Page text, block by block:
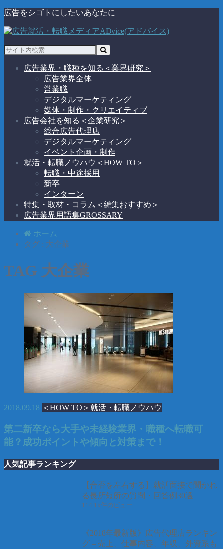
広告をシゴトにしたいあなたに
広告業界・職種を知る ＜業界研究＞
広告業界全体
営業職
デジタルマーケティング
媒体・制作・クリエイティブ
広告会社を知る ＜企業研究＞
総合広告代理店
デジタルマーケティング
イベント企画・制作
就活・転職ノウハウ ＜HOW TO＞
転職・中途採用
新卒
インターン
特集・取材・コラム ＜編集おすすめ＞
広告業界用語集GROSSARY
ホーム
タグ : 大企業
TAG 大企業
2018.09.18 ＜HOW TO＞就活・転職ノウハウ
第二新卒なら大手や未経験業界・職種へ転職可
能？成功ポイントや傾向と対策まで！
人気記事ランキング
【合否を左右する】就活面接で聞かれ
る長所短所の質問・回答例30選
114.1k件のビュー
《2018年最新版》広告代理店ランキン
グ – 売上、仕事内容、年収、外資系も